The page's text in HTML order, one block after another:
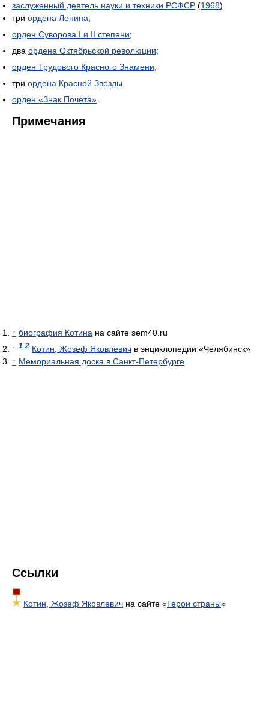
заслуженный деятель науки и техники РСФСР (1968).
три ордена Ленина;
орден Суворова I и II степени;
два ордена Октябрьской революции;
орден Трудового Красного Знамени;
три ордена Красной Звезды
орден «Знак Почета».
Примечания
↑ биография Котина на сайте sem40.ru
↑ 1 2 Котин, Жозеф Яковлевич в энциклопедии «Челябинск»
↑ Мемориальная доска в Санкт-Петербурге
Ссылки
Котин, Жозеф Яковлевич на сайте «Герои страны»